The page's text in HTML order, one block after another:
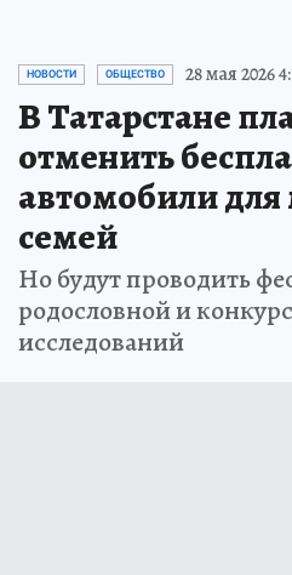
НОВОСТИ ОБЩЕСТВО 28 мая 2026
В Татарстане
отменить
автомобили
семей
Но будут проводить
родословной и
исследований